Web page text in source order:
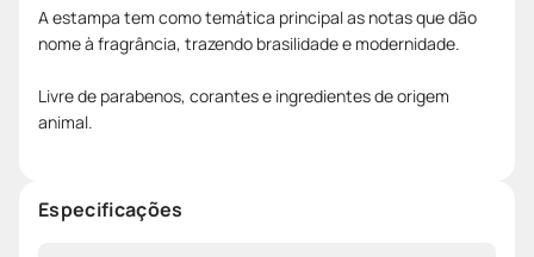
A estampa tem como temática principal as notas que dão
nome à fragrância, trazendo brasilidade e modernidade.
Livre de parabenos, corantes e ingredientes de origem
animal.
Especificações